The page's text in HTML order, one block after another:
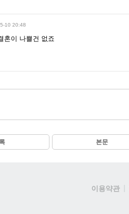
10 20:48
혼이 나쁠건 없죠
본문
이용약관